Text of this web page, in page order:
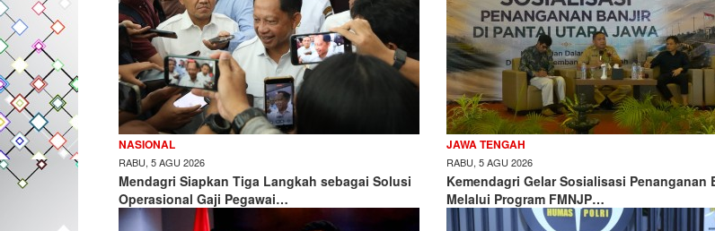
NASIONAL
RABU, 5 AGU 2026
Mendagri Siapkan Tiga Langkah sebagai Solusi
Operasional Gaji Pegawai…
JAWA TENGAH
RABU, 5 AGU 2026
Kemendagri Gelar Sosialisasi Penanganan
Melalui Program FMNJP…